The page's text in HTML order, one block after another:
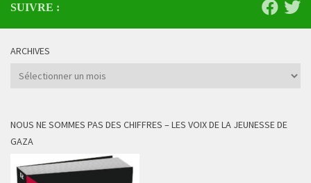
SUIVRE :
ARCHIVES
Archives
NOUS NE SOMMES PAS DES CHIFFRES – LES VOIX DE LA JEUNESSE DE
GAZA